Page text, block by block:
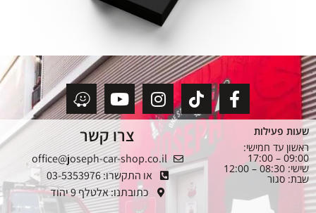
שעות פעילות
ראשון עד חמישי:
09:00 – 17:00
שישי: 08:30 – 12:00
שבת: סגור
צרו קשר
office@joseph-car-shop.co.il
או התקשרו: 03-5353976
כתובתנו: אלטלף 9 יהוד